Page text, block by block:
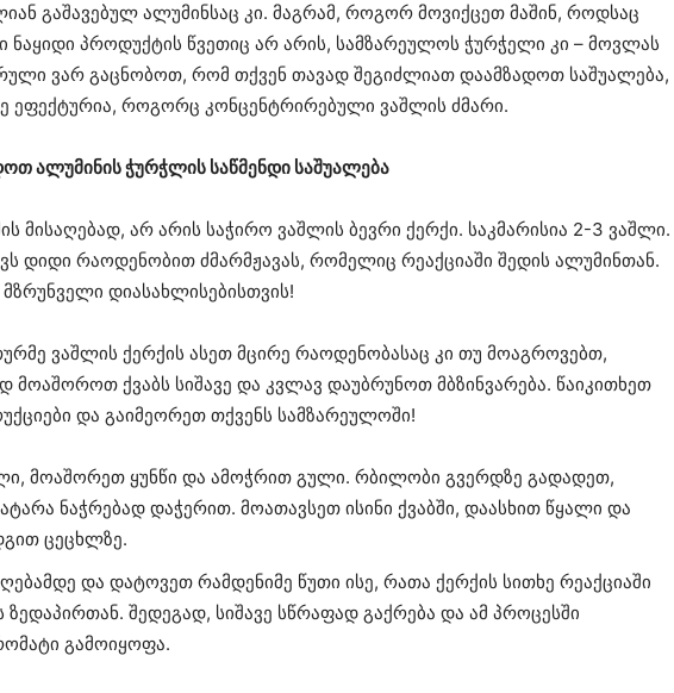
გაშავებულ ალუმინსაც კი. მაგრამ, როგორ მოვიქცეთ მაშინ, როდსაც
ნაყიდი პროდუქტის წვეთიც არ არის, სამზარეულოს ჭურჭელი კი – მოვლას
ვარ გაცნობოთ, რომ თქვენ თავად შეგიძლიათ დაამზადოთ საშუალება,
ეფექტურია, როგორც კონცენტრირებული ვაშლის ძმარი.
ალუმინის ჭურჭლის საწმენდი საშუალება
მისაღებად, არ არის საჭირო ვაშლის ბევრი ქერქი. საკმარისია 2-3 ვაშლი.
დიდი რაოდენობით ძმარმჟავას, რომელიც რეაქციაში შედის ალუმინთან.
დიასახლისებისთვის!
ვაშლის ქერქის ასეთ მცირე რაოდენობასაც კი თუ მოაგროვებთ,
მოაშოროთ ქვაბს სიშავე და კვლავ დაუბრუნოთ მბზინვარება. წაიკითხეთ
და გაიმეორეთ თქვენს სამზარეულოში!
მოაშორეთ ყუნწი და ამოჭრით გული. რბილობი გვერდზე გადადეთ,
ნაჭრებად დაჭერით. მოათავსეთ ისინი ქვაბში, დაასხით წყალი და
ცეცხლზე.
და დატოვეთ რამდენიმე წუთი ისე, რათა ქერქის სითხე რეაქციაში
ზედაპირთან. შედეგად, სიშავე სწრაფად გაქრება და ამ პროცესში
გამოიყოფა.